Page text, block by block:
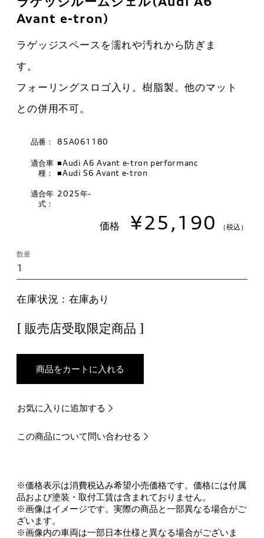
Avant e-tron)
ラゲッジスペースを濡れや汚れから防ぎま
す。
フォーリングスロゴ入り。樹脂製。他のマット
との併用不可。
品番： 85A061180
適合車
種：
■Audi A6 Avant e-tron performanc
■Audi S6 Avant e-tron
適合年
式：
2025年-
価格 ¥25,190 （税込）
数量
在庫状況：在庫あり
[ 販売店受取限定商品 ]
商品をカートに入れる
お気に入りに追加する
この商品について問い合わせる
※価格表示は消費税込み希望小売価格です。価格には付属
品および塗装・取付工賃は含まれておりません。
※画像はイメージです。実際の商品と一部異なる場合がご
ざいます。
※画像内の車両は一部日本仕様と異なる場合がございま